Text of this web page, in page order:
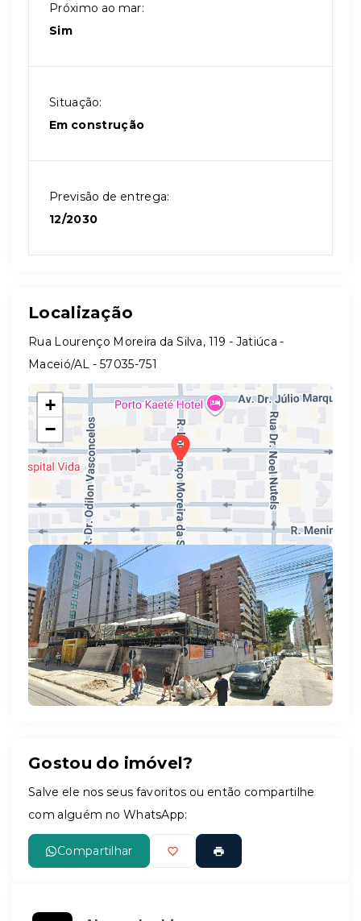
Próximo ao mar:
Sim
Situação:
Em construção
Previsão de entrega:
12/2030
Localização
Rua Lourenço Moreira da Silva, 119 - Jatiúca -
Maceió/AL - 57035-751
+
−
Leaflet
Gostou do imóvel?
Salve ele nos seus favoritos ou então compartilhe
com alguém no WhatsApp:
Compartilhar